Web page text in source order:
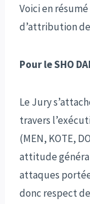
Voici en
d’attribution
Pour le SHO
Le Jury
travers
(MEN, KOTE,
attitude
attaques
donc respect